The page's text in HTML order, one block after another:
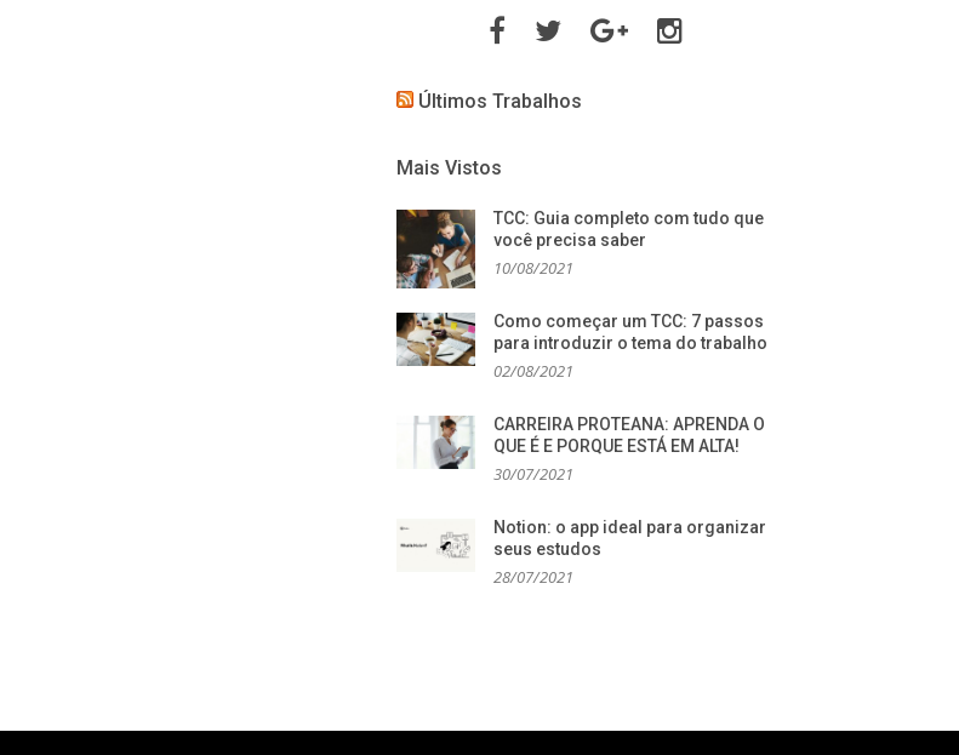
FacebookTwitter Google
Plus
Instagram
Últimos Trabalhos
Mais Vistos
TCC: Guia completo com tudo que
você precisa saber
10/08/2021
Como começar um TCC: 7 passos
para introduzir o tema do trabalho
02/08/2021
CARREIRA PROTEANA: APRENDA O
QUE É E PORQUE ESTÁ EM ALTA!
30/07/2021
Notion: o app ideal para organizar
seus estudos
28/07/2021